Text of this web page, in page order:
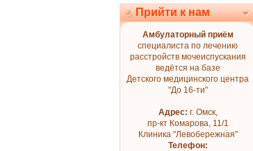
Прийти к нам
Амбулаторный приём
специалиста по лечению
расстройств мочеиспускания
ведётся на базе
Детского медицинского центра
"До 16-ти"
Адрес: г. Омск,
пр-кт Комарова, 11/1
Клиника "Левобережная"
Телефон: